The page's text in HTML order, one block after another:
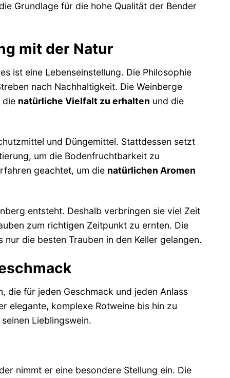
Grundlage für die hohe Qualität der Bender
mit der Natur
ist eine Lebenseinstellung. Die Philosophie
nach Nachhaltigkeit. Die Weinberge
die natürliche Vielfalt zu erhalten und die
und Düngemittel. Stattdessen setzt
um die Bodenfruchtbarkeit zu
geachtet, um die natürlichen Aromen
entsteht. Deshalb verbringen sie viel Zeit
zum richtigen Zeitpunkt zu ernten. Die
die besten Trauben in den Keller gelangen.
die für jeden Geschmack und jeden Anlass
elegante, komplexe Rotweine bis hin zu
Lieblingswein.
nimmt er eine besondere Stellung ein. Die